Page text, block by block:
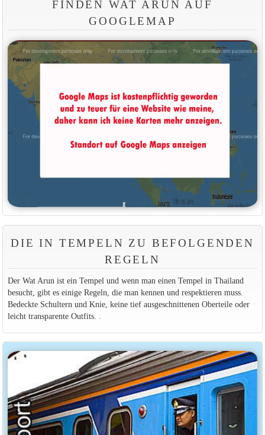
FINDEN WAT ARUN AUF
GOOGLEMAP
DIE IN TEMPELN ZU BEFOLGENDEN
REGELN
Der Wat Arun ist ein Tempel und wenn man einen Tempel in Thailand
besucht, gibt es einige Regeln, die man kennen und respektieren muss.
Bedeckte Schultern und Knie, keine tief ausgeschnittenen Oberteile oder
leicht transparente Outfits. .